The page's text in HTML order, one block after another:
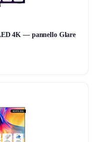
4K — pannello Glare